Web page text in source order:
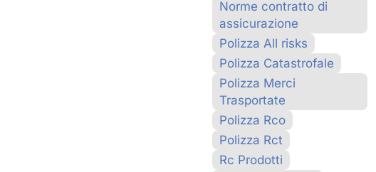
Norme contratto di
assicurazione
Polizza All risks
Polizza Catastrofale
Polizza Merci
Trasportate
Polizza Rco
Polizza Rct
Rc Prodotti